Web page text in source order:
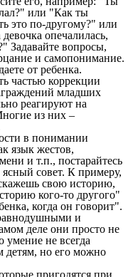
или "Как ты
это по-другому?" или
опечалилась,
Задавайте вопросы,
и самопонимание.
от ребенка.
частью коррекции
младших
реагируют на
из них –
в понимании
язык жестов,
и т.п., постарайтесь
совет. К примеру,
свою историю,
кого-то другого"
когда он говорит".
и
деле они просто не
не всегда
детям, но его можно
пригодятся при